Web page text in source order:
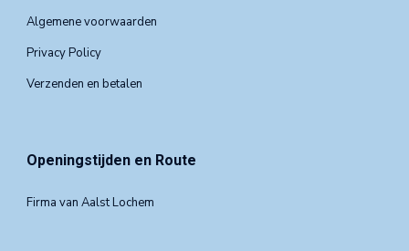
Algemene voorwaarden
Privacy Policy
Verzenden en betalen
Openingstijden en Route
Firma van Aalst Lochem